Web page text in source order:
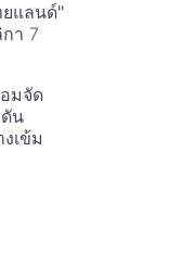
ยแลนด์"
า 7
มจัด
น
เข้ม